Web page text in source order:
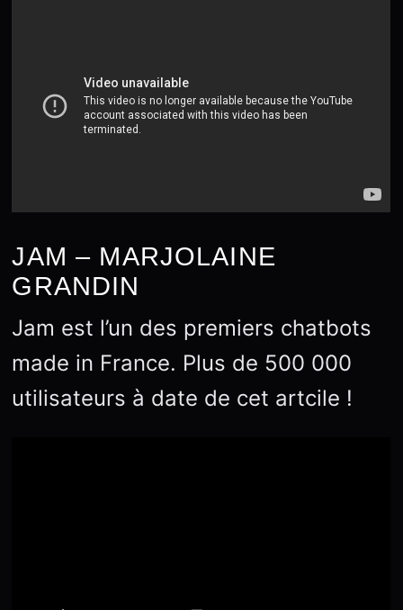
JAM – MARJOLAINE
GRANDIN
Jam est l’un des premiers chatbots
made in France. Plus de 500 000
utilisateurs à date de cet artcile !